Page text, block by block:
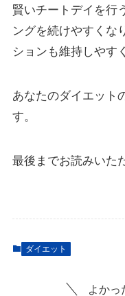
賢いチートデイを行
ングを続けやすくな
ションも維持しやす
あなたのダイエット
す。
最後までお読みいた
ダイエット
よかっ